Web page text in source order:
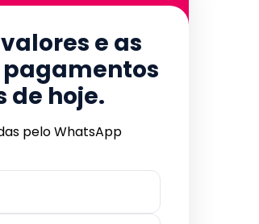
e as
pagamentos
de hoje.
pelo WhatsApp